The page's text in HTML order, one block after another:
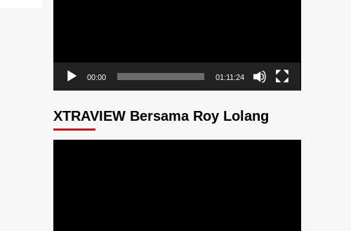
00:00 01:11:24
XTRAVIEW Bersama Roy Lolang